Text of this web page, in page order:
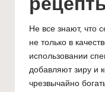
Не все знают, что
не только в
использовании
добавляют зиру и
чрезвычайно